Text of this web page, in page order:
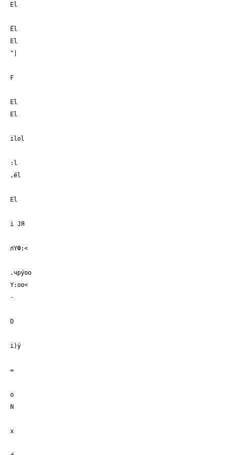
El
Ёl
El
"|
F
El
El
ilol
:l
,ёl
El
i JЯ
лYФ;<
.чрýоо
Y:оо<
-
D
i)ý
=
о
N
х